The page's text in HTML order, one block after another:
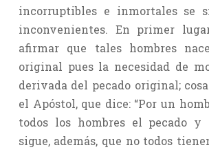
incorruptibles e inmortales se
inconvenientes. En primer
afirmar que tales hombres
original pues la necesidad de
derivada del pecado original;
el Apóstol, que dice: “Por un
todos los hombres el pecado y
sigue, además, que no todos